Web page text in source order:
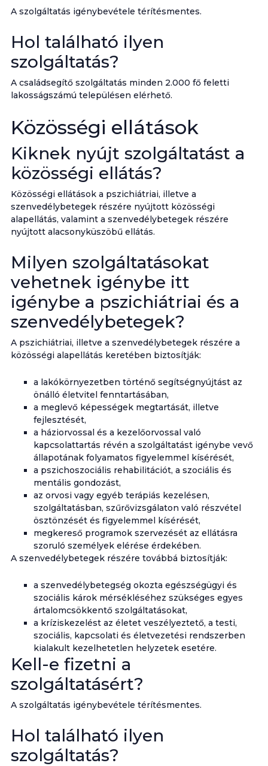
A szolgáltatás igénybevétele térítésmentes.
Hol található ilyen
szolgáltatás?
A családsegítő szolgáltatás minden 2.000 fő feletti
lakosságszámú településen elérhető.
Közösségi ellátások
Kiknek nyújt szolgáltatást a
közösségi ellátás?
Közösségi ellátások a pszichiátriai, illetve a
szenvedélybetegek részére nyújtott közösségi
alapellátás, valamint a szenvedélybetegek részére
nyújtott alacsonyküszöbű ellátás.
Milyen szolgáltatásokat
vehetnek igénybe itt
igénybe a pszichiátriai és a
szenvedélybetegek?
A pszichiátriai, illetve a szenvedélybetegek részére a
közösségi alapellátás keretében biztosítják:
a lakókörnyezetben történő segítségnyújtást az
önálló életvitel fenntartásában,
a meglevő képességek megtartását, illetve
fejlesztését,
a háziorvossal és a kezelőorvossal való
kapcsolattartás révén a szolgáltatást igénybe vevő
állapotának folyamatos figyelemmel kísérését,
a pszichoszociális rehabilitációt, a szociális és
mentális gondozást,
az orvosi vagy egyéb terápiás kezelésen,
szolgáltatásban, szűrővizsgálaton való részvétel
ösztönzését és figyelemmel kísérését,
megkereső programok szervezését az ellátásra
szoruló személyek elérése érdekében.
A szenvedélybetegek részére továbbá biztosítják:
a szenvedélybetegség okozta egészségügyi és
szociális károk mérsékléséhez szükséges egyes
ártalomcsökkentő szolgáltatásokat,
a kríziskezelést az életet veszélyeztető, a testi,
szociális, kapcsolati és életvezetési rendszerben
kialakult kezelhetetlen helyzetek esetére.
Kell-e fizetni a
szolgáltatásért?
A szolgáltatás igénybevétele térítésmentes.
Hol található ilyen
szolgáltatás?